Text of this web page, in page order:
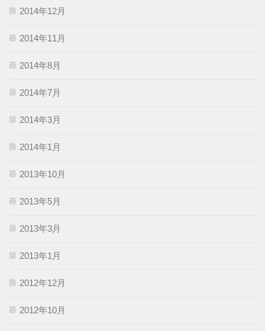
2014年12月
2014年11月
2014年8月
2014年7月
2014年3月
2014年1月
2013年10月
2013年5月
2013年3月
2013年1月
2012年12月
2012年10月